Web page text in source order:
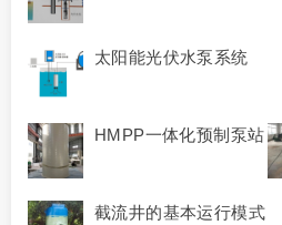
太阳能光伏水泵系统
HMPP一体化预制泵站
截流井的基本运行模式